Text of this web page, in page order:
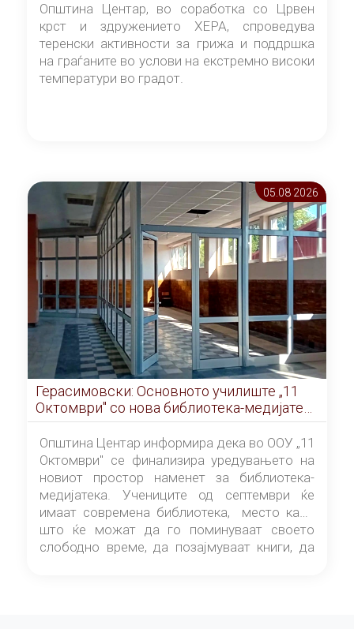
Општина Центар, во соработка со Црвен
крст и здружението ХЕРА, спроведува
теренски активности за грижа и поддршка
на граѓаните во услови на екстремно високи
температури во градот.
05.08 2026
Герасимовски: Основното училиште „11
Октомври" со нова библиотека-медијатека
од септември
Општина Центар информира дека во ООУ „11
Октомври" се финализира уредувањето на
новиот простор наменет за библиотека-
медијатека. Учениците од септември ќе
имаат современа библиотека, место каде
што ќе можат да го поминуваат своето
слободно време, да позајмуваат книги, да